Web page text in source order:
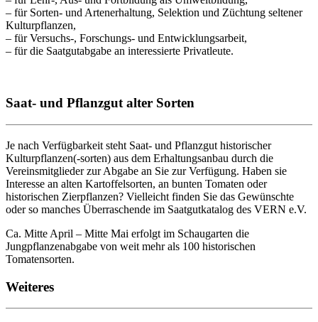
– für Sorten- und Artenerhaltung, Selektion und Züchtung seltener
Kulturpflanzen,
– für Versuchs-, Forschungs- und Entwicklungsarbeit,
– für die Saatgutabgabe an interessierte Privatleute.
Saat- und Pflanzgut alter Sorten
Je nach Verfügbarkeit steht Saat- und Pflanzgut historischer
Kulturpflanzen(-sorten) aus dem Erhaltungsanbau durch die
Vereinsmitglieder zur Abgabe an Sie zur Verfügung. Haben sie
Interesse an alten Kartoffelsorten, an bunten Tomaten oder
historischen Zierpflanzen? Vielleicht finden Sie das Gewünschte
oder so manches Überraschende im Saatgutkatalog des VERN e.V.
Ca. Mitte April – Mitte Mai erfolgt im Schaugarten die
Jungpflanzenabgabe von weit mehr als 100 historischen
Tomatensorten.
Weiteres